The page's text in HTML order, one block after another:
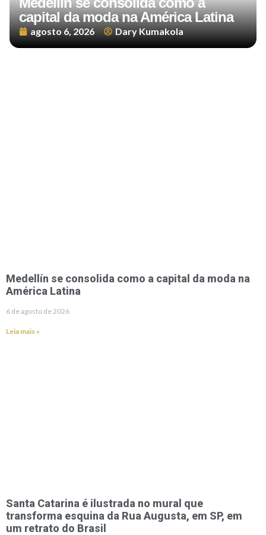
capital da moda na América Latina
agosto 6, 2026 Dary Kumakola
Medellín se consolida como a capital da moda na
América Latina
6 de agosto de 2026
Leia mais »
Santa Catarina é ilustrada no mural que
transforma esquina da Rua Augusta, em SP, em
um retrato do Brasil